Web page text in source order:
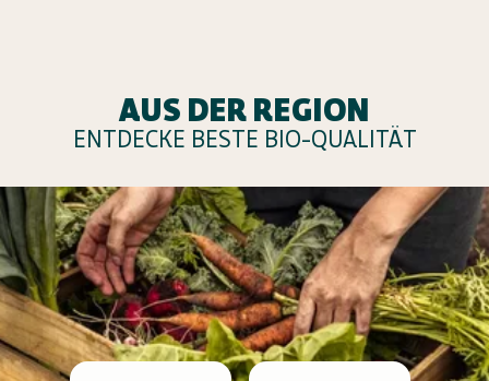
AUS DER REGION
ENTDECKE BESTE BIO-QUALITÄT